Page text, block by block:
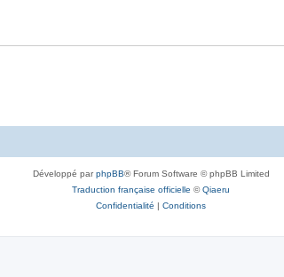
Développé parphpBB® Forum Software © phpBB Limited
Traduction française officielle ©Qiaeru
Confidentialité | Conditions